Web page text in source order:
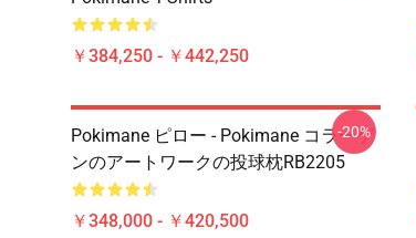
￥384,250 - ￥442,250
Pokimane ピロー - Pokimane コラーゲ
ンのアートワークの投球枕RB2205
￥348,000 - ￥420,500
-20%